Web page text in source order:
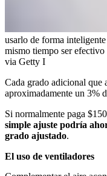
usarlo de forma
mismo tiempo ser
via Getty I
Cada grado adicional que
aproximadamente un 3%
Si normalmente paga
simple ajuste podría
grado ajustado.
El uso de ventiladores